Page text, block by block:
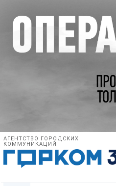
АГЕНТСТВО ГОРОДСКИХ
КОММУНИКАЦИЙ